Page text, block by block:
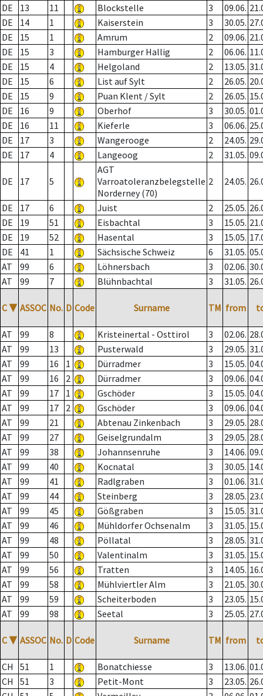
DE
13 11 Blockstelle 3 09.06.
DE
14 1 Kaiserstein 3 30.05.
DE
15 1 Amrum 2 09.06.
DE
15 3 Hamburger Hallig 2 06.06.
DE
15 4 Helgoland 2 13.05.
DE
15 6 List auf Sylt 2 26.05.
DE
15 9 Puan Klent / Sylt 2 26.05.
DE
16 9 Oberhof 3 30.05.
DE
16 11 Kieferle 3 06.06.
DE
17 3 Wangerooge 2 24.05.
DE
17 4 Langeoog 2 31.05.
DE 17 5
AGT
Varroatoleranzbelegstelle
Norderney (70)
2 24.05.
DE 17 6 Juist 2 25.05.
DE
19 51 Eisbachtal 3 15.05.
DE
19 52 Hasental 3 15.05.
DE
41 1 Sächsische Schweiz 6 31.05.
AT
99 6 Löhnersbach 3 02.06.
AT
99 7 Blühnbachtal 3 31.05.
C ▼ ASSOC No. D Code Surname TM from
AT 99 8 Kristeinertal - Osttirol 3 02.06.
AT
99 13 Pusterwald 3 29.05.
AT
99 16 1 Dürradmer 3 15.05.
AT
99 16 2 Dürradmer 3 09.06.
AT
99 17 1 Gschöder 3 15.05.
AT
99 17 2 Gschöder 3 09.06.
AT
99 21 Abtenau Zinkenbach 3 29.05.
AT
99 27 Geiselgrundalm 3 29.05.
AT
99 38 Johannsenruhe 3 14.06.
AT
99 40 Kocnatal 3 30.05.
AT
99 41 Radlgraben 3 01.06.
AT
99 44 Steinberg 3 28.05.
AT
99 45 Gößgraben 3 15.05.
AT
99 46 Mühldorfer Ochsenalm 3 31.05.
AT
99 48 Pöllatal 3 28.05.
AT
99 50 Valentinalm 3 31.05.
AT
99 56 Tratten 3 14.05.
AT
99 58 Mühlviertler Alm 3 21.05.
AT
99 59 Scheiterboden 3 23.05.
AT
99 98 Seetal 3 25.05.
C ▼ ASSOC No. D Code Surname TM from
CH 51 1 Bonatchiesse 3 13.06.
CH
51 3 Petit-Mont 3 23.05.